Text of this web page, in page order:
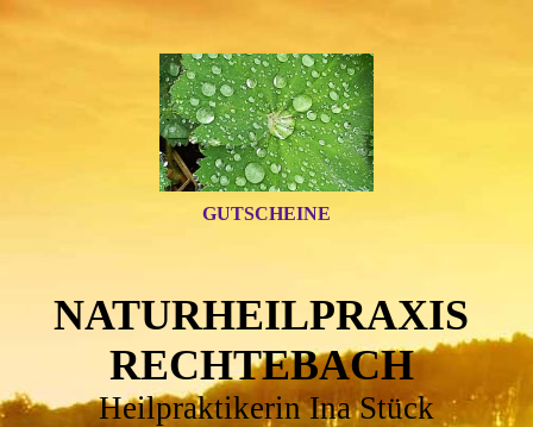
GUTSCHEINE
NATURHEILPRAXIS
RECHTEBACH
Heilpraktikerin Ina Stück